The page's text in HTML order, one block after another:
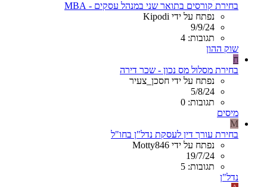
בחירת קורסים בתואר שני במנהל עסקים - MBA
נפתח על ידי Kipodi
9/9/24
תגובות: 4
שוק ההון
ח
בחירת מסלול מס נכון - שכר דירה
נפתח על ידי חסכן_צעיר
5/8/24
תגובות: 0
מיסים
M
בחירת עורך דין לעסקת נדל"ן בחו"ל
נפתח על ידי Motty846
19/7/24
תגובות: 5
נדל"ן